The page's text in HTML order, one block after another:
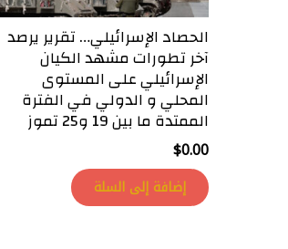
الحصاد الإسرائيلي… تقرير يرصد
آخر تطورات مشهد الكيان
الإسرائيلي على المستوى
المحلي و الدولي في الفترة
الممتدة ما بين 19 و25 تموز
$0.00
إضافة إلى السلة